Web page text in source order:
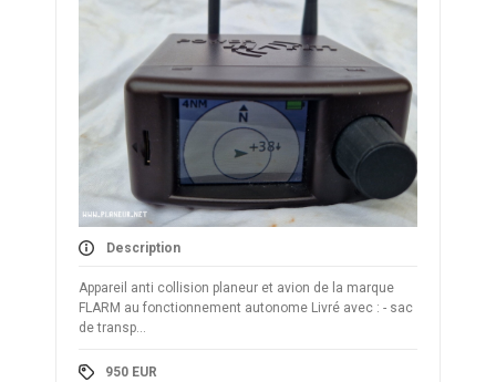
Description
Appareil anti collision planeur et avion de la marque
FLARM au fonctionnement autonome Livré avec : - sac
de transp...
950 EUR